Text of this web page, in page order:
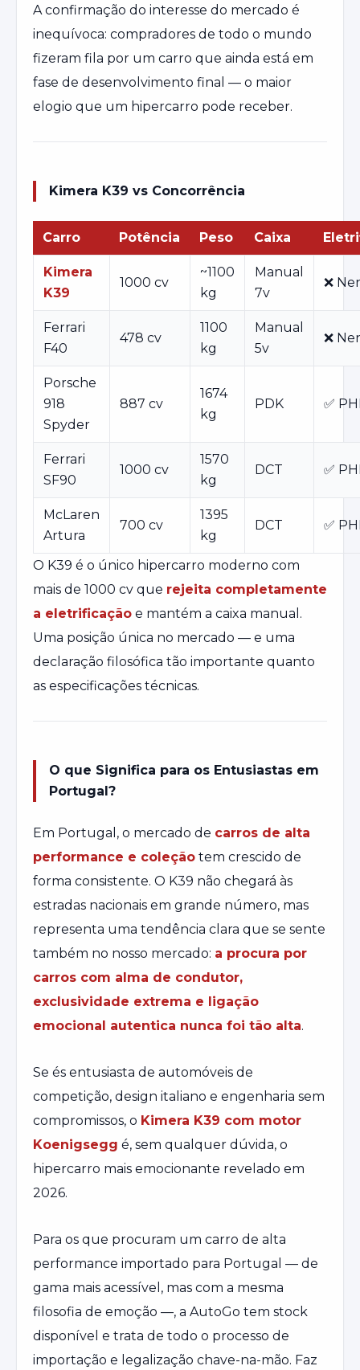
A confirmação do interesse do mercado é
inequívoca: compradores de todo o mundo
fizeram fila por um carro que ainda está em
fase de desenvolvimento final — o maior
elogio que um hipercarro pode receber.
Kimera K39 vs Concorrência
Carro Potência Peso Caixa
Kimera
K39
1000 cv
~1100
kg
Manual
7v
❌
Ferrari
F40
478 cv
1100
kg
Manual
5v
❌
Porsche
918
Spyder
887 cv
1674
kg
PDK ✅
Ferrari
SF90
1000 cv
1570
kg
DCT ✅
McLaren
Artura
700 cv
1395
kg
DCT ✅
O K39 é o único hipercarro moderno com
mais de 1000 cv que rejeita completamente
a eletrificação e mantém a caixa manual.
Uma posição única no mercado — e uma
declaração filosófica tão importante quanto
as especificações técnicas.
O que Significa para os Entusiastas em
Portugal?
Em Portugal, o mercado de carros de alta
performance e coleção tem crescido de
forma consistente. O K39 não chegará às
estradas nacionais em grande número, mas
representa uma tendência clara que se sente
também no nosso mercado: a procura por
carros com alma de condutor,
exclusividade extrema e ligação
emocional autentica nunca foi tão alta.
Se és entusiasta de automóveis de
competição, design italiano e engenharia sem
compromissos, o Kimera K39 com motor
Koenigsegg é, sem qualquer dúvida, o
hipercarro mais emocionante revelado em
2026.
Para os que procuram um carro de alta
performance importado para Portugal — de
gama mais acessível, mas com a mesma
filosofia de emoção —, a AutoGo tem stock
disponível e trata de todo o processo de
importação e legalização chave-na-mão. Faz